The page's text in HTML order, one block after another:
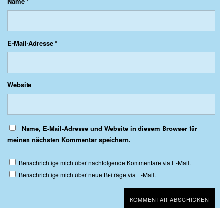
E-Mail-Adresse *
Website
Name, E-Mail-Adresse und Website in diesem Browser für
meinen nächsten Kommentar speichern.
Benachrichtige mich über nachfolgende Kommentare via E-Mail.
Benachrichtige mich über neue Beiträge via E-Mail.